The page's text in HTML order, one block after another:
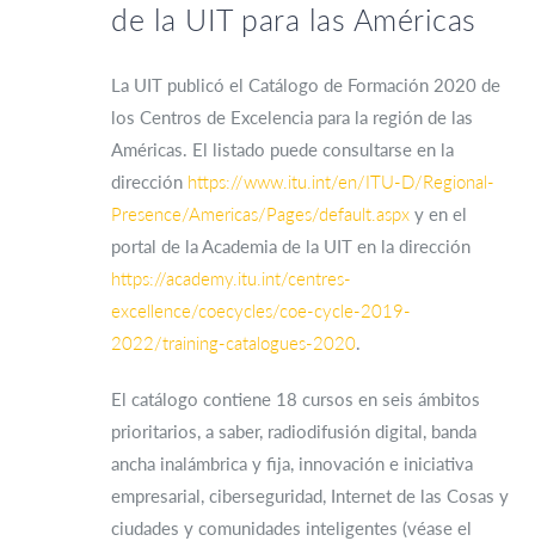
de la UIT para las Américas
La UIT publicó el Catálogo de Formación 2020 de
los Centros de Excelencia para la región de las
Américas. El listado puede consultarse en la
dirección https://www.itu.int/en/ITU-D/Regional-
Presence/Americas/Pages/default.aspx y en el
portal de la Academia de la UIT en la dirección
https://academy.itu.int/centres-
excellence/coecycles/coe-cycle-2019-
2022/training-catalogues-2020.
El catálogo contiene 18 cursos en seis ámbitos
prioritarios, a saber, radiodifusión digital, banda
ancha inalámbrica y fija, innovación e iniciativa
empresarial, ciberseguridad, Internet de las Cosas y
ciudades y comunidades inteligentes (véase el